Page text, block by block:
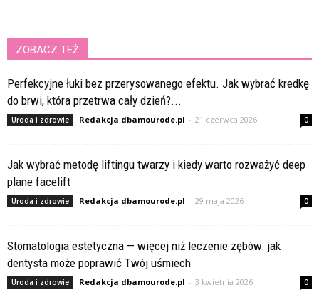
ZOBACZ TEŻ
Perfekcyjne łuki bez przerysowanego efektu. Jak wybrać kredkę
do brwi, która przetrwa cały dzień?...
Uroda i zdrowie Redakcja dbamourode.pl - 21 czerwca 2026 0
Jak wybrać metodę liftingu twarzy i kiedy warto rozważyć deep
plane facelift
Uroda i zdrowie Redakcja dbamourode.pl - 29 maja 2026 0
Stomatologia estetyczna — więcej niż leczenie zębów: jak
dentysta może poprawić Twój uśmiech
Uroda i zdrowie Redakcja dbamourode.pl - 3 kwietnia 2026 0